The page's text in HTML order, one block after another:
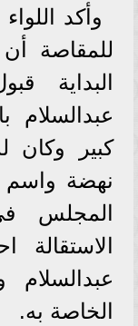
وأكد
للمقاصة
البداية
عبدالسلام
كبير وكان
نهضة واسم
المجلس
الاستقالة
الخاصة به.